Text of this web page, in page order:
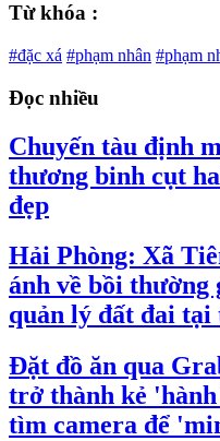
Từ khóa :
#đặc xá #phạm nhân #phạm
Đọc nhiều
Chuyến tàu định
thương binh cụt
đẹp
Hải Phòng: Xã
ánh về bồi thường
quản lý đất đai tại
Đặt đồ ăn qua
trở thành kẻ
tìm camera để